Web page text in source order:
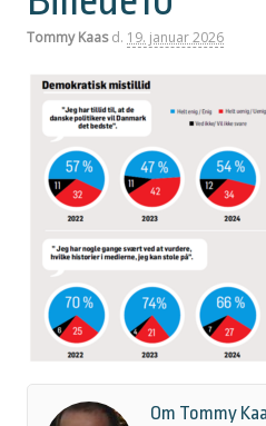
Tommy Kaas d. 19. januar 2026
Om Tommy